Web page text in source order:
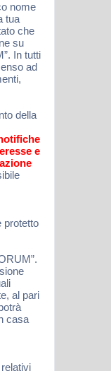
nome
tua
che
su
In tutti
ad
della
e
protetto
al pari
casa